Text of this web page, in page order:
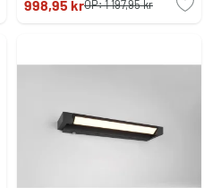
998,95 krOP:1 197,95 kr